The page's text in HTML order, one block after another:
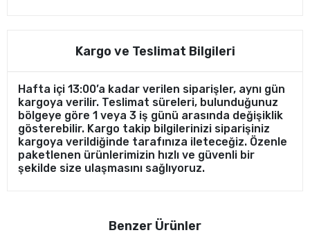
Kargo ve Teslimat Bilgileri
Hafta içi 13:00’a kadar verilen siparişler, aynı gün
kargoya verilir. Teslimat süreleri, bulunduğunuz
bölgeye göre 1 veya 3 iş günü arasında değişiklik
gösterebilir. Kargo takip bilgilerinizi siparişiniz
kargoya verildiğinde tarafınıza ileteceğiz. Özenle
paketlenen ürünlerimizin hızlı ve güvenli bir
şekilde size ulaşmasını sağlıyoruz.
Benzer Ürünler